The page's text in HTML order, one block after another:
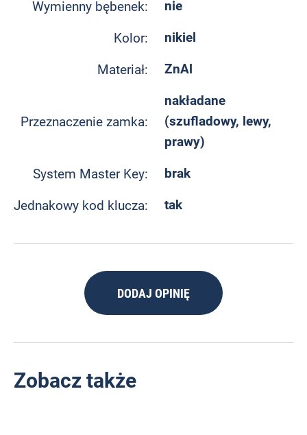
Wymienny bębenek: nie
Kolor: nikiel
Materiał: ZnAl
Przeznaczenie zamka:
nakładane
(szufladowy, lewy,
prawy)
System Master Key: brak
Jednakowy kod klucza: tak
DODAJ OPINIĘ
Zobacz także